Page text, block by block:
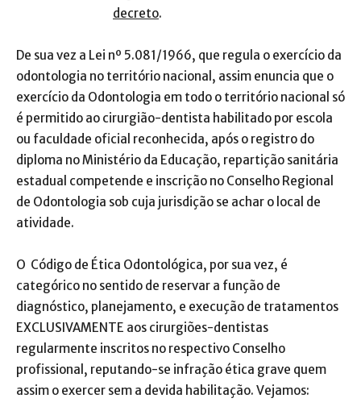
decreto.
De sua vez a Lei nº 5.081/1966, que regula o exercício da
odontologia no território nacional, assim enuncia que o
exercício da Odontologia em todo o território nacional só
é permitido ao cirurgião-dentista habilitado por escola
ou faculdade oficial reconhecida, após o registro do
diploma no Ministério da Educação, repartição sanitária
estadual competende e inscrição no Conselho Regional
de Odontologia sob cuja jurisdição se achar o local de
atividade.
O Código de Ética Odontológica, por sua vez, é
categórico no sentido de reservar a função de
diagnóstico, planejamento, e execução de tratamentos
EXCLUSIVAMENTE aos cirurgiões-dentistas
regularmente inscritos no respectivo Conselho
profissional, reputando-se infração ética grave quem
assim o exercer sem a devida habilitação. Vejamos: